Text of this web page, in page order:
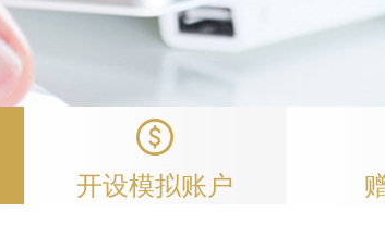
开设模拟账户